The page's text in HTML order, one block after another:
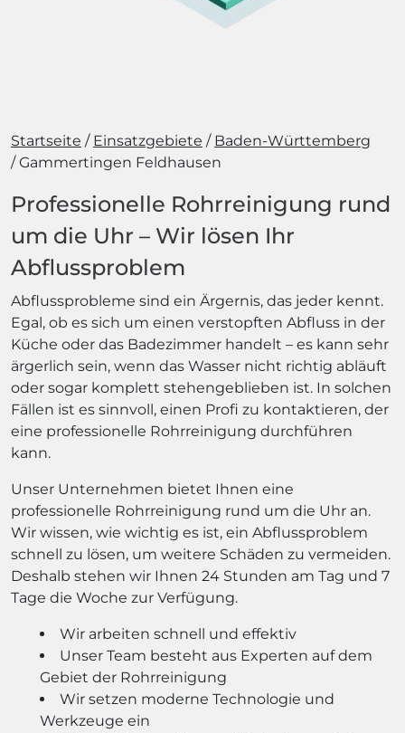
Startseite Einsatzgebiete
Baden-Württemberg
Gammertingen Feldhausen
Professionelle Rohrreinigung rund
um die Uhr – Wir lösen Ihr
Abflussproblem
Abflussprobleme sind ein Ärgernis, das jeder kennt.
Egal, ob es sich um einen verstopften Abfluss in der
Küche oder das Badezimmer handelt – es kann sehr
ärgerlich sein, wenn das Wasser nicht richtig abläuft
oder sogar komplett stehengeblieben ist. In solchen
Fällen ist es sinnvoll, einen Profi zu kontaktieren, der
eine professionelle Rohrreinigung durchführen
kann.
Unser Unternehmen bietet Ihnen eine
professionelle Rohrreinigung rund um die Uhr an.
Wir wissen, wie wichtig es ist, ein Abflussproblem
schnell zu lösen, um weitere Schäden zu vermeiden.
Deshalb stehen wir Ihnen 24 Stunden am Tag und 7
Tage die Woche zur Verfügung.
Wir arbeiten schnell und effektiv
Unser Team besteht aus Experten auf dem
Gebiet der Rohrreinigung
Wir setzen moderne Technologie und
Werkzeuge ein